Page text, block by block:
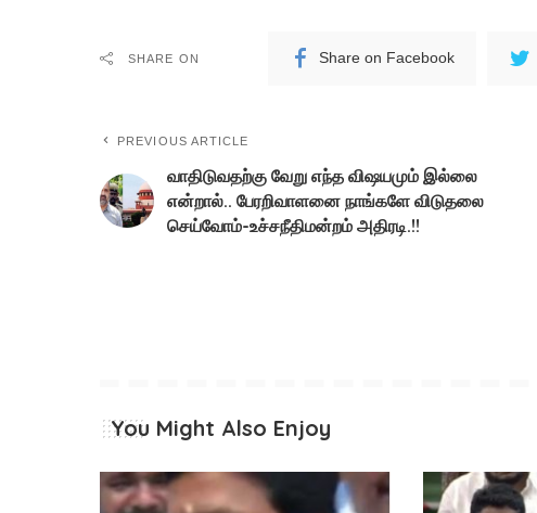
SHARE ON Share on Facebook
PREVIOUS ARTICLE
வாதிடுவதற்கு வேறு எந்த விஷயமும் இல்லை
என்றால்.. பேரறிவாளனை நாங்களே விடுதலை
செய்வோம்-உச்சநீதிமன்றம் அதிரடி.!!
You Might Also Enjoy